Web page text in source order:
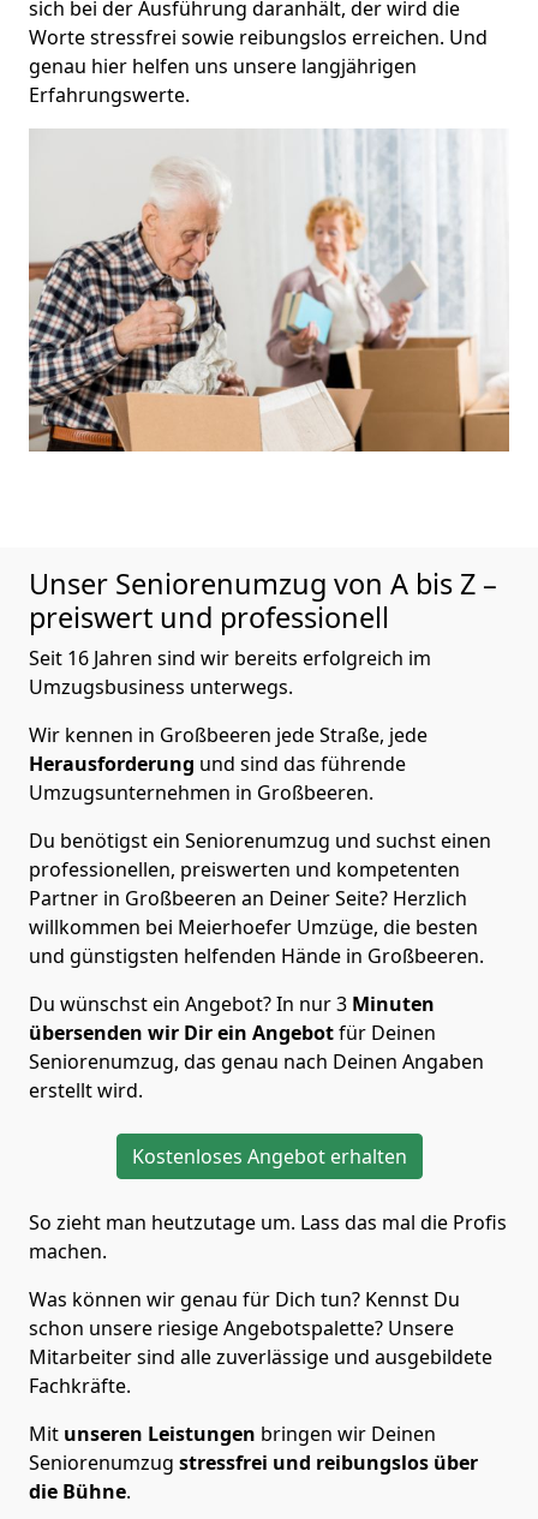
sich bei der Ausführung daranhält, der wird die
Worte stressfrei sowie reibungslos erreichen. Und
genau hier helfen uns unsere langjährigen
Erfahrungswerte.
Unser Seniorenumzug von A bis Z –
preiswert und professionell
Seit 16 Jahren sind wir bereits erfolgreich im
Umzugsbusiness unterwegs.
Wir kennen in Großbeeren jede Straße, jede
Herausforderung und sind das führende
Umzugsunternehmen in Großbeeren.
Du benötigst ein Seniorenumzug und suchst einen
professionellen, preiswerten und kompetenten
Partner in Großbeeren an Deiner Seite? Herzlich
willkommen bei Meierhoefer Umzüge, die besten
und günstigsten helfenden Hände in Großbeeren.
Du wünschst ein Angebot? In nur 3 Minuten
übersenden wir Dir ein Angebotfür Deinen
Seniorenumzug, das genau nach Deinen Angaben
erstellt wird.
Kostenloses Angebot erhalten
So zieht man heutzutage um. Lass das mal die Profis
machen.
Was können wir genau für Dich tun? Kennst Du
schon unsere riesige Angebotspalette? Unsere
Mitarbeiter sind alle zuverlässige und ausgebildete
Fachkräfte.
Mit unseren Leistungen bringen wir Deinen
Seniorenumzug stressfrei und reibungslos über
die Bühne.